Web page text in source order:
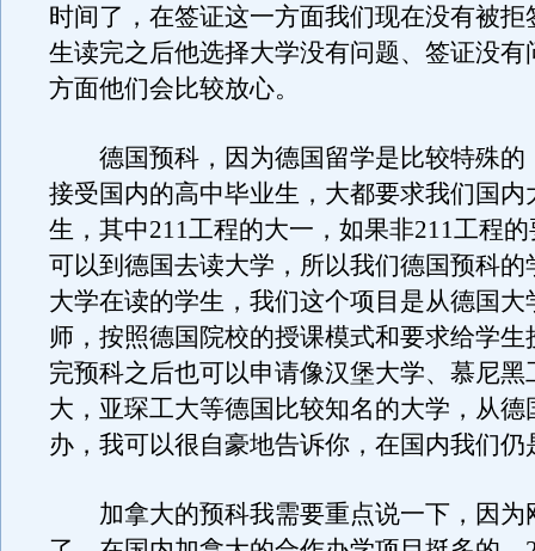
时间了，在签证这一方面我们现在没有被拒
生读完之后他选择大学没有问题、签证没有
方面他们会比较放心。
德国预科，因为德国留学是比较特殊的
接受国内的高中毕业生，大都要求我们国内
生，其中211工程的大一，如果非211工程
可以到德国去读大学，所以我们德国预科的
大学在读的学生，我们这个项目是从德国大
师，按照德国院校的授课模式和要求给学生
完预科之后也可以申请像汉堡大学、慕尼黑
大，亚琛工大等德国比较知名的大学，从德
办，我可以很自豪地告诉你，在国内我们仍
加拿大的预科我需要重点说一下，因为